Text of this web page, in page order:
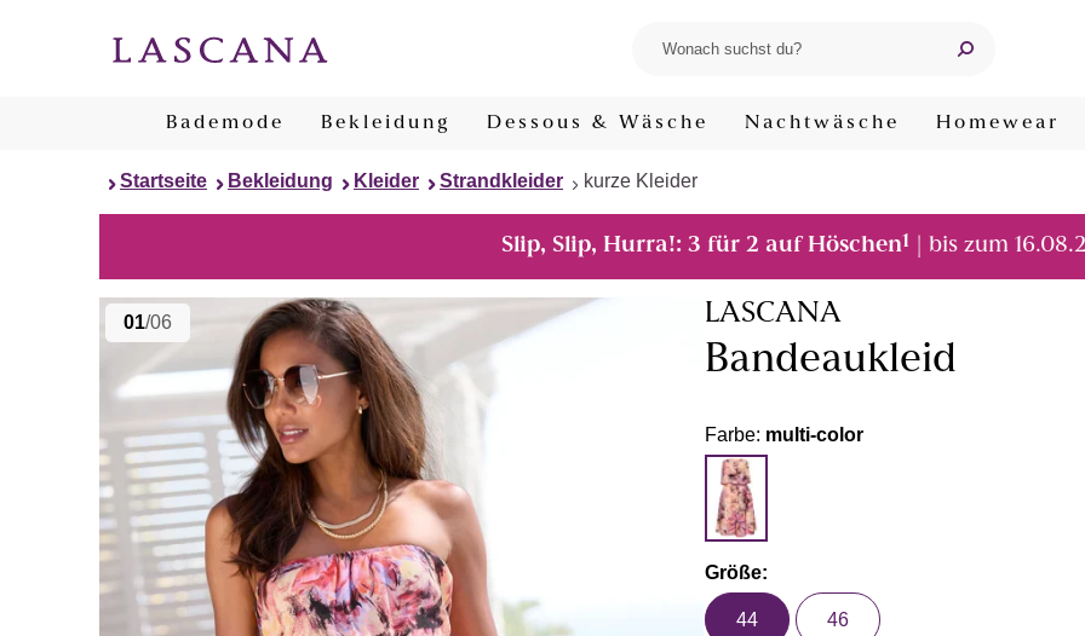
Bademode Bekleidung Dessous & Wäsche Nachtwäsche Homewear
Startseite Bekleidung Kleider Strandkleider kurze Kleider
Slip, Slip, Hurra!: 3 für 2 auf Höschen1 | bis zum
01/06 LASCANA
Bandeaukleid
Farbe: multi-color
Größe:
44 46